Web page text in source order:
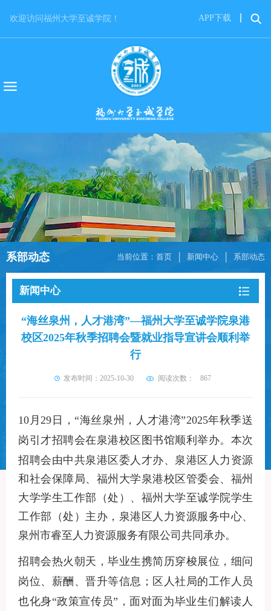
欢迎访问福州大学至诚学院！ APP下载
当前位置： 首页 新闻中心 系部动态
系部动态
新闻中心
“海丝泉州，人才港湾”—福州大学至诚学院泉港
校区2025年秋季招聘会暨就业指导宣讲会顺利举
行
发布时间：2025-10-30 阅读次数： 867
10 月29 日， “海丝泉州，人才港湾”2025年秋季送
岗引才招聘会在泉港校区图书馆顺利举办。本次
招聘会由中共泉港区委人才办、泉港区人力资源
和社会保障局、福州大学泉港校区管委会、福州
大学学生工作部（处）、 福州大学至诚学院学生
工作部（处） 主办，泉港区人力资源服务中心、
泉州市睿至人力资源服务有限公司共同承办。
招聘会热火朝天，毕业生携简历穿梭展位，细问
岗位、薪酬、晋升等信息；区人社局的工作人员
也化身“政策宣传员”，面对面为毕业生们解读人